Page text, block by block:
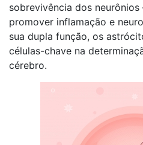
sobrevivência dos
promover inflamação e
sua dupla função, os
células-chave na
cérebro.